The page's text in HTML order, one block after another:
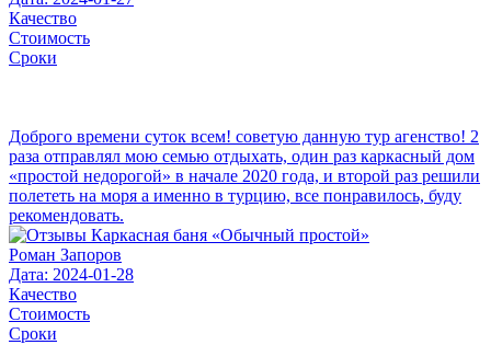
Качество
Стоимость
Сроки
Доброго времени суток всем! советую данную тур агенство! 2
раза отправлял мою семью отдыхать, один раз каркасный дом
«простой недорогой» в начале 2020 года, и второй раз решили
полететь на моря а именно в турцию, все понравилось, буду
рекомендовать.
Роман Запоров
Дата: 2024-01-28
Качество
Стоимость
Сроки